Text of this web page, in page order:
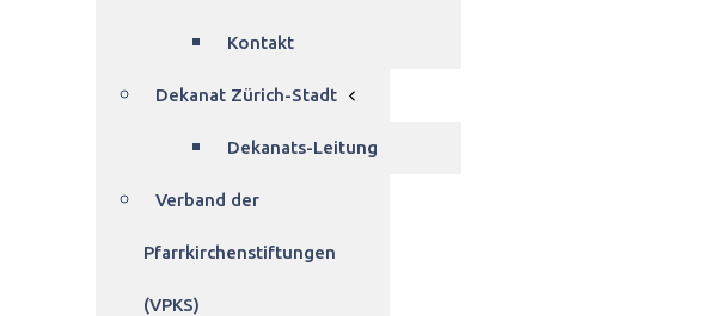
Kontakt
Dekanat Zürich-Stadt
Dekanats-Leitung
Verband der
Pfarrkirchenstiftungen
(VPKS)